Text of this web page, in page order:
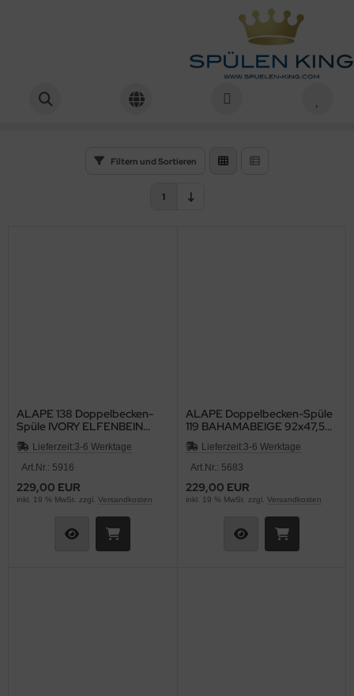
Filtern und Sortieren
1
ALAPE 138 Doppelbecken-
Spüle IVORY ELFENBEIN
97x50,5 cm
Lieferzeit:3-6 Werktage
Art.Nr.: 5916
229,00 EUR
inkl. 19 % MwSt. zzgl. Versandkosten
ALAPE Doppelbecken-Spüle
119 BAHAMABEIGE 92x47,5
cm
Lieferzeit:3-6 Werktage
Art.Nr.: 5683
229,00 EUR
inkl. 19 % MwSt. zzgl. Versandkosten